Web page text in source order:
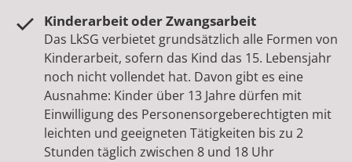
Kinderarbeit oder Zwangsarbeit
Das LkSG verbietet grundsätzlich alle Formen von
Kinderarbeit, sofern das Kind das 15. Lebensjahr
noch nicht vollendet hat. Davon gibt es eine
Ausnahme: Kinder über 13 Jahre dürfen mit
Einwilligung des Personensorgeberechtigten mit
leichten und geeigneten Tätigkeiten bis zu 2
Stunden täglich zwischen 8 und 18 Uhr